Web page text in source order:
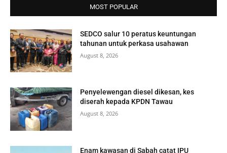
MOST POPULAR
SEDCO salur 10 peratus keuntungan
tahunan untuk perkasa usahawan
August 8, 2026
Penyelewengan diesel dikesan, kes
diserah kepada KPDN Tawau
August 8, 2026
Enam kawasan di Sabah catat IPU